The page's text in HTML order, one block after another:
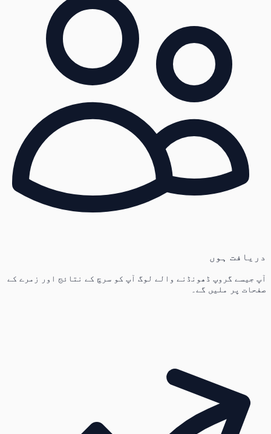
دریافت ہوں
آپ جیسے گروپ ڈھونڈنے والے لوگ آپ کو سرچ کے نتائج اور زمرے کے
صفحات پر ملیں گے۔